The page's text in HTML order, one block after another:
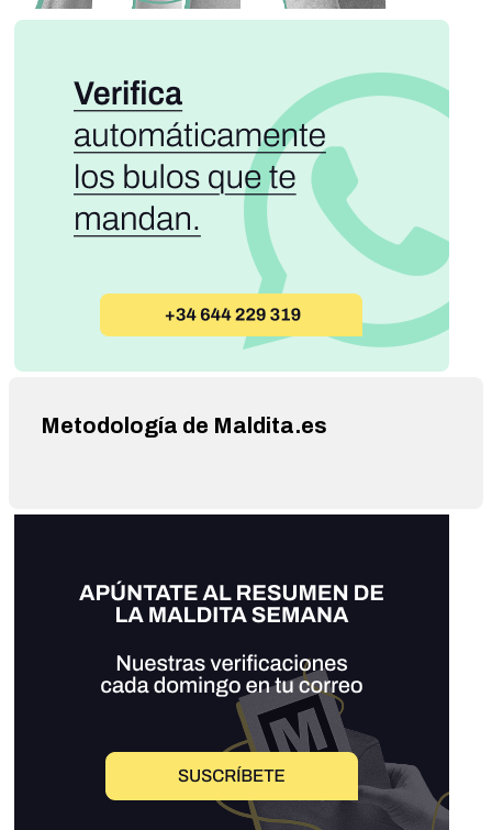
Metodología de Maldita.es